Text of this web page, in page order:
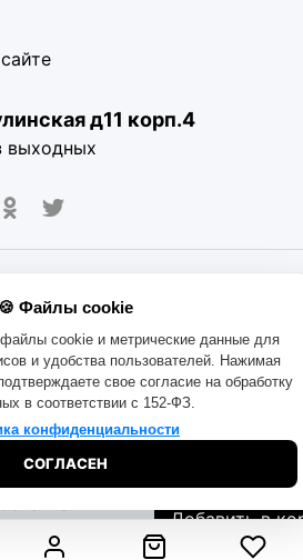
Узнать дату
Добавить в
д11 корп.4
выходных
и другие технологии, чтобы помочь
предоставить лучший
анализировать использование
повысить качество рекламных и
Если Вы не хотите, чтобы
данные обрабатывались,
их использование в своём
Договор оферта
🍪 Файлы cookie
cookie и метрические данные для
и удобства пользователей. Нажимая
свое согласие на обработку
в соответствии с 152-ФЗ.
конфиденциальности
СОГЛАСЕН